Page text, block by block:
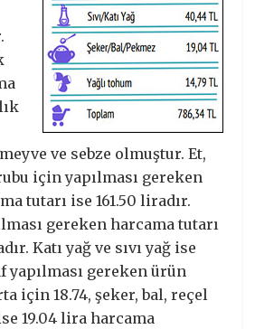
ve sebze olmuştur. Et,
için yapılması gereken
tutarı ise 161.50 liradır.
gereken harcama tutarı
Katı yağ ve sıvı yağ ise
yapılması gereken ürün
için 18.74, şeker, bal, reçel
19.04 lira harcama